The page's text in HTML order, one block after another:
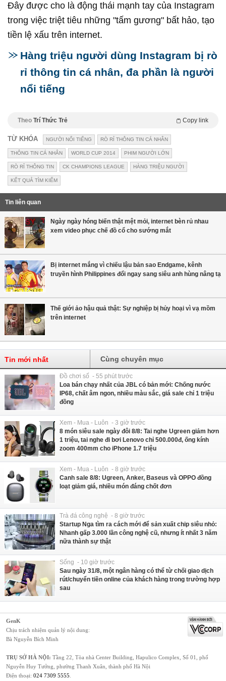
Đây được cho là động thái mạnh tay của Instagram
trong việc triệt tiêu những "tấm gương" bất hảo, tạo
tiền lệ xấu trên internet.
Hàng triệu người dùng Instagram bị rò
rỉ thông tin cá nhân, đa phần là người
nổi tiếng
Theo Trí Thức Trẻ Copy link
TỪ KHÓA NGƯỜI NỔI TIẾNG RÒ RỈ THÔNG TIN CÁ NHÂN
THÔNG TIN CÁ NHÂN WORLD CUP 2014 PHIM NGƯỜI LỚN
RÒ RỈ THÔNG TIN CK CHAMPIONS LEAGUE HÀNG TRIỆU NGƯỜI
KẾT QUẢ TÌM KIẾM
Tin liên quan
Ngày ngày hóng biến thật mệt mỏi, internet bèn rủ nhau
xem video phục chế đồ cổ cho sướng mắt
Bị internet mắng vì chiếu lậu bản sao Endgame, kênh
truyền hình Philippines đổi ngay sang siêu anh hùng nâng tạ
Thế giới ảo hậu quả thật: Sự nghiệp bị hủy hoại vì vạ mồm
trên internet
Tin mới nhất Cùng chuyên mục
Đồ chơi số - 55 phút trước
Loa bán chạy nhất của JBL có bản mới: Chống nước
IP68, chất âm ngon, nhiều màu sắc, giá sale chỉ 1 triệu
đồng
Xem - Mua - Luôn - 3 giờ trước
8 món siêu sale ngày đôi 8/8: Tai nghe Ugreen giảm hơn
1 triệu, tai nghe đi bơi Lenovo chỉ 500.000đ, ống kính
zoom 400mm cho iPhone 1.7 triệu
Xem - Mua - Luôn - 8 giờ trước
Canh sale 8/8: Ugreen, Anker, Baseus và OPPO đồng
loạt giảm giá, nhiều món đáng chốt đơn
Trà đá công nghệ - 8 giờ trước
Startup Nga tìm ra cách mới để sản xuất chip siêu nhỏ:
Nhanh gấp 3.000 lần công nghệ cũ, nhưng ít nhất 3 năm
nữa thành sự thật
Sống - 10 giờ trước
Sau ngày 31/8, một ngân hàng có thể từ chối giao dịch
rút/chuyển tiền online của khách hàng trong trường hợp
sau
GenK
Chịu trách nhiệm quản lý nội dung:
Bà Nguyễn Bích Minh
TRỤ SỞ HÀ NỘI: Tầng 22, Tòa nhà Center Building, Hapulico Complex, Số 01, phố
Nguyễn Huy Tưởng, phường Thanh Xuân, thành phố Hà Nội
Điện thoại: 024 7309 5555